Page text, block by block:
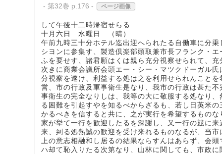
- 第32巻 p.176 - ページ画像
して午後十二時帰宿せらる
十月六日 水曜日 （晴）
午前九時三十分ホテル迄出迎へられたる自働車に分
シヨンに参集す、製造倶楽部頭取兼市長フランク・
ふを要せす、諸君願はくは親ら充分視察せられて、
次きに商業会議所会頭エー・シー・マツクドーガル
分視察を遂け、利益する処は之を利用せられんこと
営、市の行政及軍事衛生是なり、我市の行政は甚た
事衛生の完全なりしは、我等の大に敬服する処なり
る困難を引起すやを知るべからざるも、若し日英米
かるべきを信すると共に、之が実行を希望するもの
家が挙て一行を歓迎したるを深謝し、又一行の玆に
来、到る処熱誠の歓迎を受け来れるものなるが、当
上の意志相融和し居るの結果ならすんはあらず、会
ハ却て恥入りたる次第なり、山林に関しても、市政